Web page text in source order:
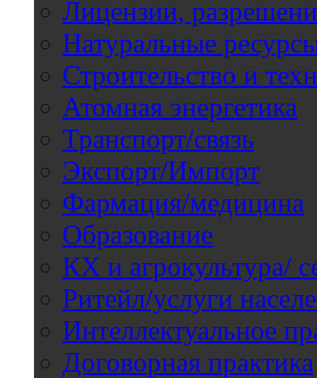
Лицензии,
Натуральные
Строительство и
Атомная энергетика
Транспорт/связь
Экспорт/Импорт
Фармация/медицина
Образование
КХ и агрокультура/
Ритейл/услуги
Интеллектуальное
Договорная практика